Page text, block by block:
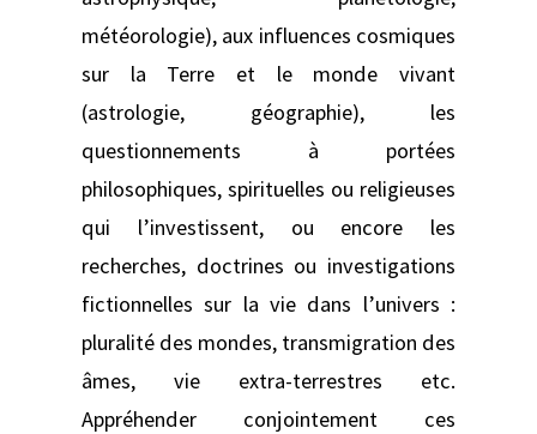
météorologie), aux influences cosmiques
sur la Terre et le monde vivant
(astrologie, géographie), les
questionnements à portées
philosophiques, spirituelles ou religieuses
qui l’investissent, ou encore les
recherches, doctrines ou investigations
fictionnelles sur la vie dans l’univers :
pluralité des mondes, transmigration des
âmes, vie extra-terrestres etc.
Appréhender conjointement ces